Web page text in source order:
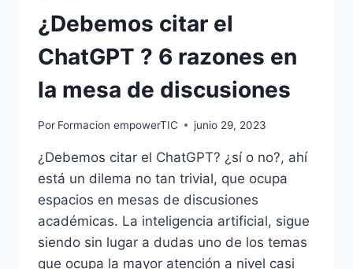
¿Debemos citar el
ChatGPT ? 6 razones en
la mesa de discusiones
Por Formacion empowerTIC junio 29, 2023
¿Debemos citar el ChatGPT? ¿sí o no?, ahí
está un dilema no tan trivial, que ocupa
espacios en mesas de discusiones
académicas. La inteligencia artificial, sigue
siendo sin lugar a dudas uno de los temas
que ocupa la mayor atención a nivel casi